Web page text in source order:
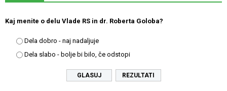
Kaj menite o delu Vlade RS in dr. Roberta Goloba?
Dela dobro - naj nadaljuje
Dela slabo - bolje bi bilo, če odstopi
REZULTATI